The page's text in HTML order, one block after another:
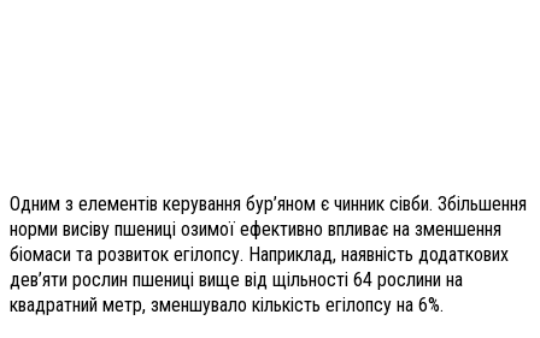
Одним з елементів керування бур’яном є чинник сівби. Збільшення
норми висіву пшениці озимої ефективно впливає на зменшення
біомаси та розвиток егілопсу. Наприклад, наявність додаткових
дев’яти рослин пшениці вище від щільності 64 рослини на
квадратний метр, зменшувало кількість егілопсу на 6%.